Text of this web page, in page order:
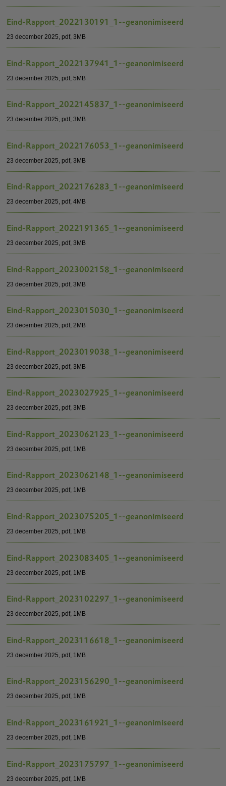
Eind-Rapport_2022130191_1--geanonimiseerd
23 december 2025, pdf, 3MB
Eind-Rapport_2022137941_1--geanonimiseerd
23 december 2025, pdf, 5MB
Eind-Rapport_2022145837_1--geanonimiseerd
23 december 2025, pdf, 3MB
Eind-Rapport_2022176053_1--geanonimiseerd
23 december 2025, pdf, 3MB
Eind-Rapport_2022176283_1--geanonimiseerd
23 december 2025, pdf, 4MB
Eind-Rapport_2022191365_1--geanonimiseerd
23 december 2025, pdf, 3MB
Eind-Rapport_2023002158_1--geanonimiseerd
23 december 2025, pdf, 3MB
Eind-Rapport_2023015030_1--geanonimiseerd
23 december 2025, pdf, 2MB
Eind-Rapport_2023019038_1--geanonimiseerd
23 december 2025, pdf, 3MB
Eind-Rapport_2023027925_1--geanonimiseerd
23 december 2025, pdf, 3MB
Eind-Rapport_2023062123_1--geanonimiseerd
23 december 2025, pdf, 1MB
Eind-Rapport_2023062148_1--geanonimiseerd
23 december 2025, pdf, 1MB
Eind-Rapport_2023075205_1--geanonimiseerd
23 december 2025, pdf, 1MB
Eind-Rapport_2023083405_1--geanonimiseerd
23 december 2025, pdf, 1MB
Eind-Rapport_2023102297_1--geanonimiseerd
23 december 2025, pdf, 1MB
Eind-Rapport_2023116618_1--geanonimiseerd
23 december 2025, pdf, 1MB
Eind-Rapport_2023156290_1--geanonimiseerd
23 december 2025, pdf, 1MB
Eind-Rapport_2023161921_1--geanonimiseerd
23 december 2025, pdf, 1MB
Eind-Rapport_2023175797_1--geanonimiseerd
23 december 2025, pdf, 1MB